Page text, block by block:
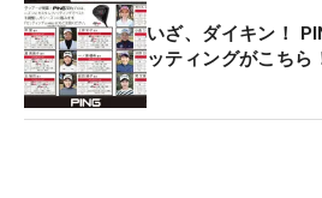
分よりスタートする。
いざ、ダイキン！
ッティングがこちら